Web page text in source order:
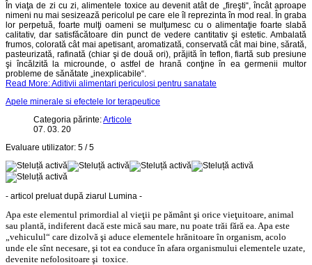
În viaţa de zi cu zi, alimentele toxice au devenit atât de „fireşti“, încât aproape
nimeni nu mai sesizează pericolul pe care ele îl reprezinta în mod real. În graba
lor perpetuă, foarte mulţi oameni se mulţumesc cu o alimentaţie foarte slabă
calitativ, dar satisfăcătoare din punct de vedere cantitativ şi estetic. Ambalată
frumos, colorată cât mai apetisant, aromatizată, conservată cât mai bine, sărată,
pasteurizată, rafinată (chiar şi de două ori), prăjită în teflon, fiartă sub presiune
şi încălzită la microunde, o astfel de hrană conţine în ea germenii multor
probleme de sănătate „inexplicabile“.
Read More: Aditivii alimentari periculosi pentru sanatate
Apele minerale si efectele lor terapeutice
Categoria părinte:Articole
07. 03. 20
Evaluare utilizator: 5 /5
- articol preluat după ziarul Lumina -
Apa este elementul primordial al vieţii pe pământ şi orice vieţuitoare, animal
sau plantă, indiferent dacă este mică sau mare, nu poate trăi fără ea. Apa este
„vehiculul“ care dizolvă şi aduce elementele hrănitoareîn organism, acolo
unde ele sînt necesare, şi tot ea conduce în afara organismului elementele uzate,
devenite nefolositoare şi toxice.